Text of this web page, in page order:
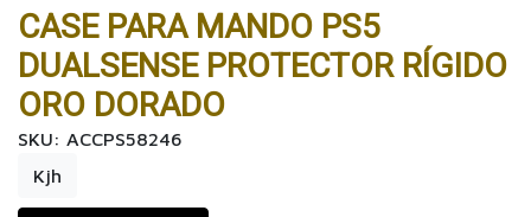
CASE PARA MANDO PS5
DUALSENSE PROTECTOR RÍGIDO
ORO DORADO
SKU: ACCPS58246
Kjh